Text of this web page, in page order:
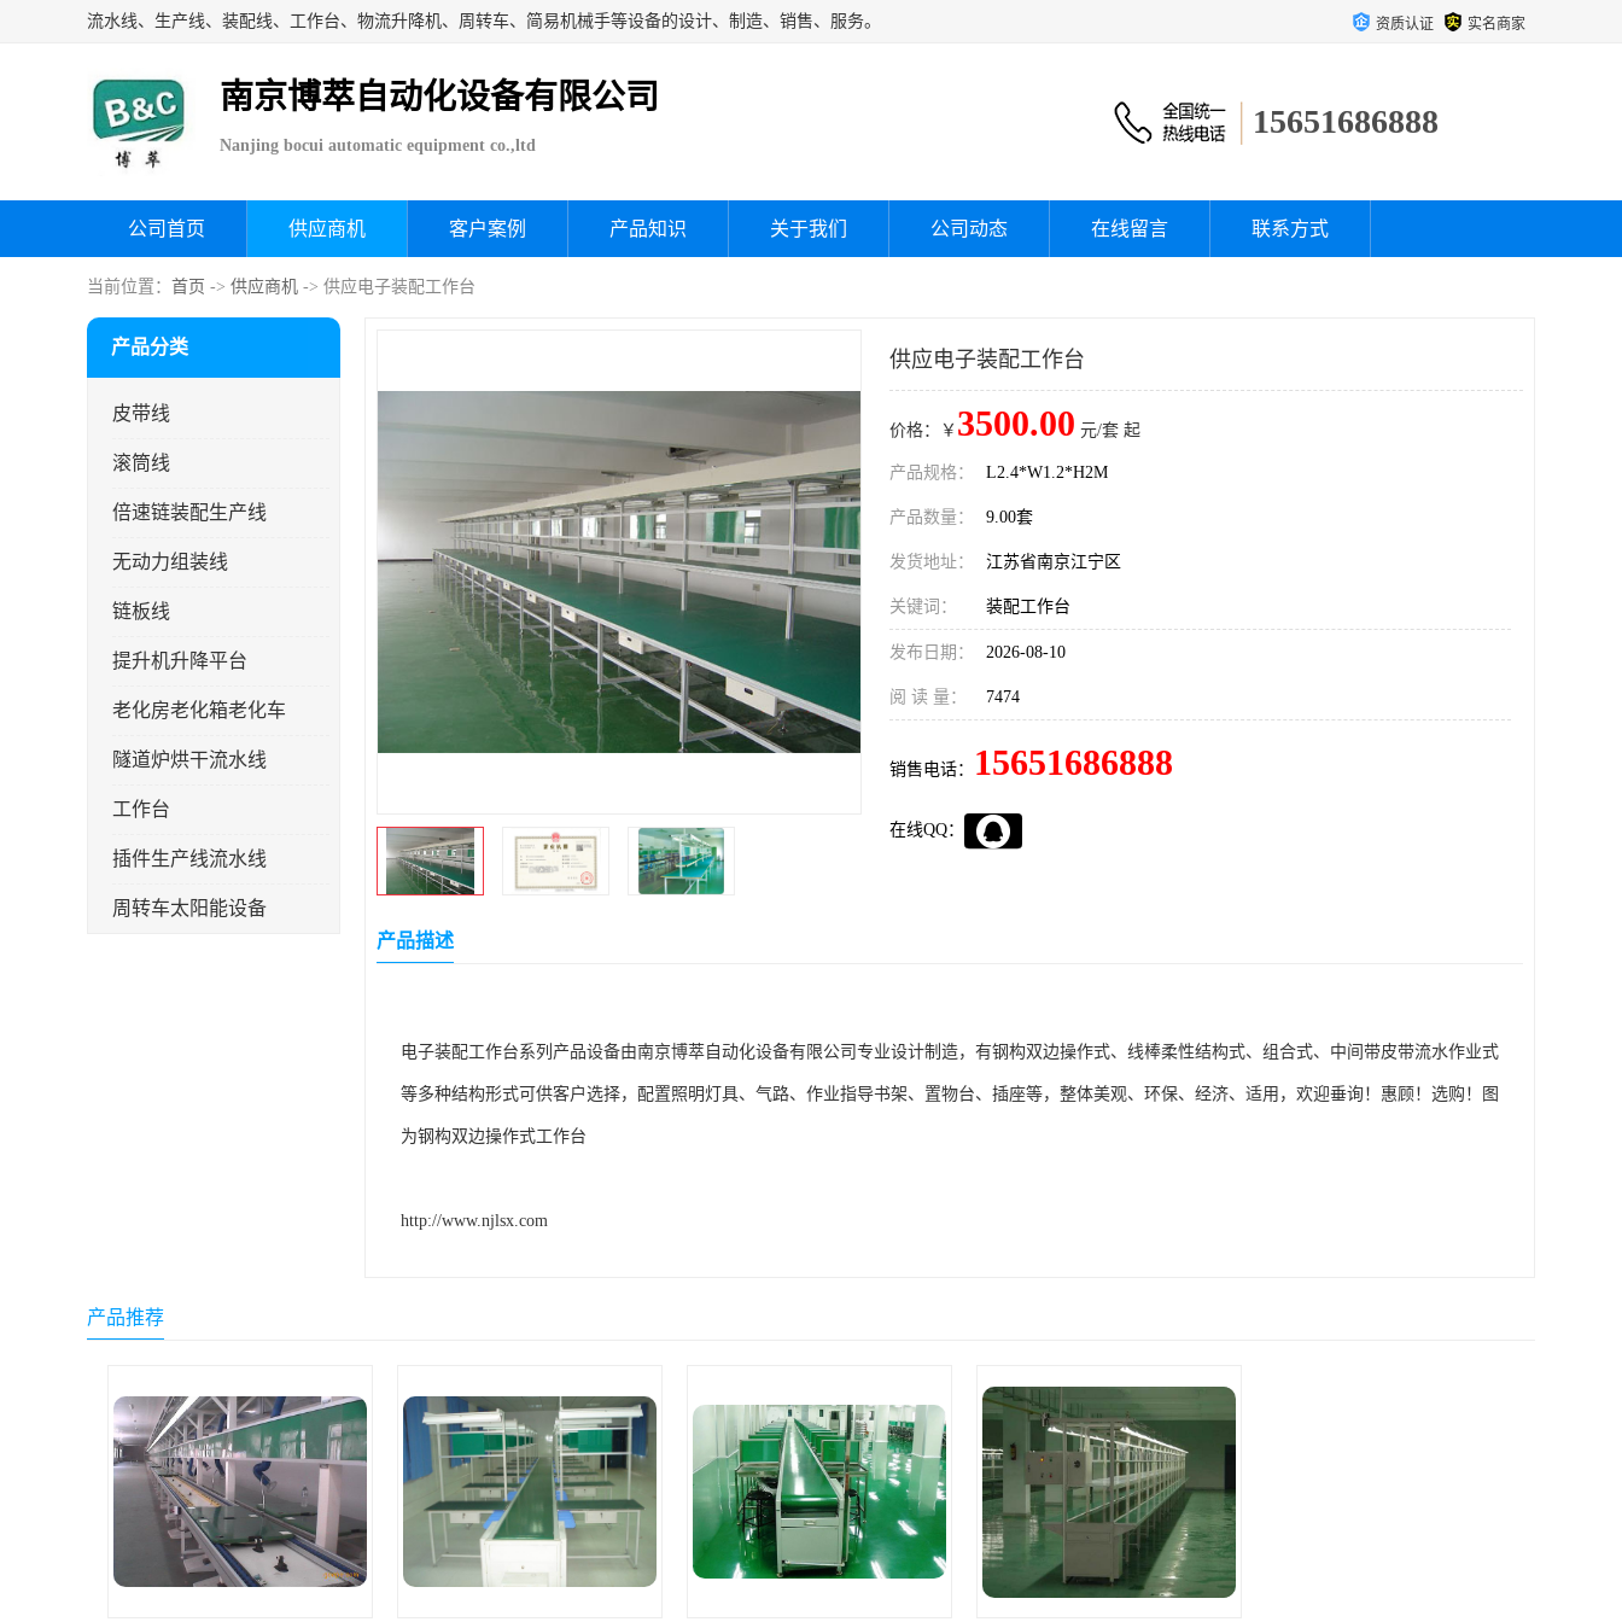
流水线、生产线、装配线、工作台、物流升降机、周转车、简易机械手等设备的设计、制造、销售、服务。 资质认证 实名商家
南京博萃自动化设备有限公司
Nanjing bocui automatic equipment co.,ltd
15651686888
公司首页 供应商机 客户案例 产品知识 关于我们 公司动态 在线留言 联系方式
当前位置： 首页 -> 供应商机 -> 供应电子装配工作台
产品分类
皮带线
滚筒线
倍速链装配生产线
无动力组装线
链板线
提升机升降平台
老化房老化箱老化车
隧道炉烘干流水线
工作台
插件生产线流水线
周转车太阳能设备
供应电子装配工作台
价格：￥ 3500.00 元/套 起
产品规格： L2.4*W1.2*H2M
产品数量： 9.00套
发货地址： 江苏省南京江宁区
关键词： 装配工作台
发布日期： 2026-08-10
阅 读 量： 7474
销售电话： 15651686888
在线QQ：
产品描述
电子装配工作台系列产品设备由南京博萃自动化设备有限公司专业设计制造，有钢构双边操作式、线棒柔性结构式、组合式、中间带皮带流水作业式
等多种结构形式可供客户选择，配置照明灯具、气路、作业指导书架、置物台、插座等，整体美观、环保、经济、适用，欢迎垂询！惠顾！选购！图
为钢构双边操作式工作台
http://www.njlsx.com
产品推荐